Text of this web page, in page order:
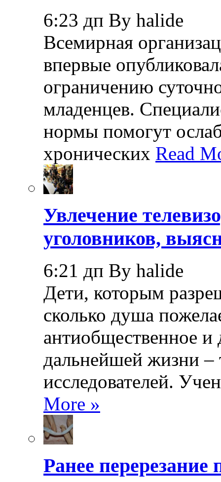
6:23 дп By halide
Всемирная
впервые
ограничению
младенцев.
нормы помогут
хронических Read
Увлечение
уголовников,
6:21 дп By halide
Дети, которым
сколько душа
антиобщественное и
дальнейшей жизни –
исследователей.
More »
Ранее